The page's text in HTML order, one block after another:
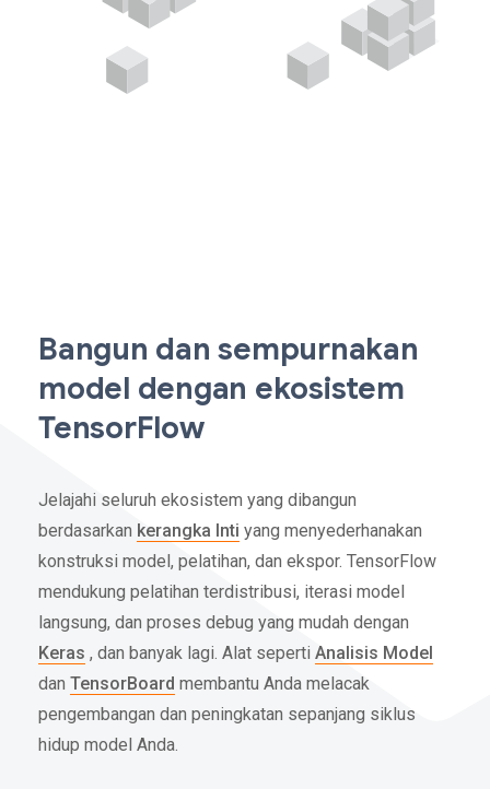
Bangun dan sempurnakan
model dengan ekosistem
TensorFlow
Jelajahi seluruh ekosistem yang dibangun
berdasarkan kerangka Inti yang menyederhanakan
konstruksi model, pelatihan, dan ekspor. TensorFlow
mendukung pelatihan terdistribusi, iterasi model
langsung, dan proses debug yang mudah dengan
Keras , dan banyak lagi. Alat seperti Analisis Model
dan TensorBoard membantu Anda melacak
pengembangan dan peningkatan sepanjang siklus
hidup model Anda.